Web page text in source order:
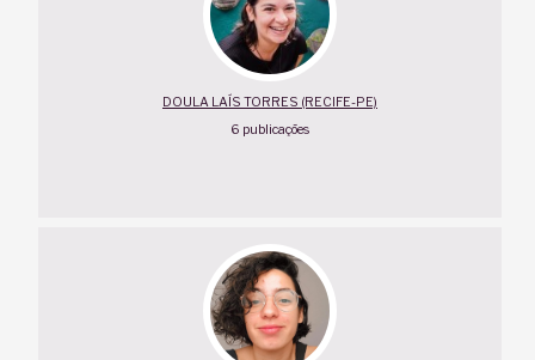
DOULA LAÍS TORRES (RECIFE-PE)
6 publicações